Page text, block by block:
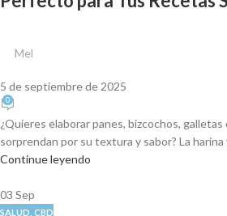
Mel
5 de septiembre de 2025
0
¿Quieres elaborar panes, bizcochos,
sorprendan por su textura y sabor? La harina
Continue leyendo
03 Sep
SALUD CBD